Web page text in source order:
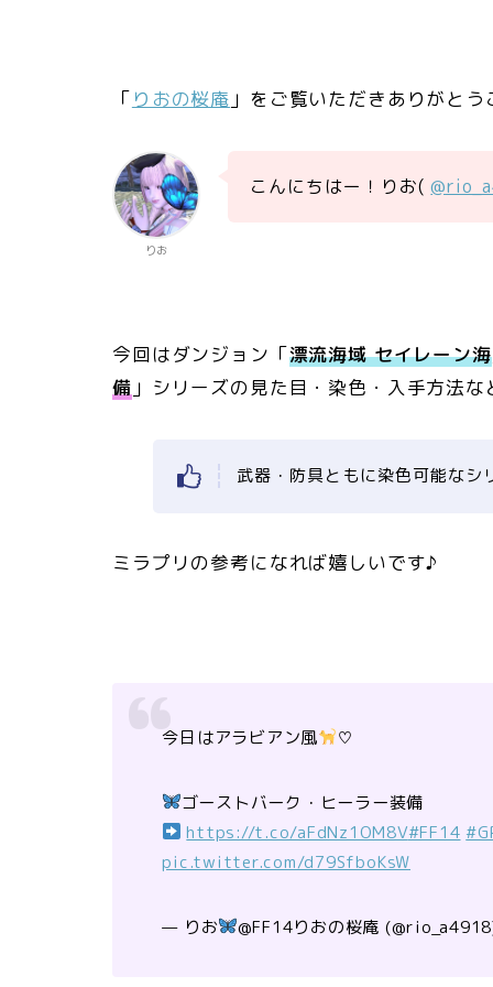
「 りおの桜庵 」をご覧いただきありがと
りお
こんにちはー！りお(
今回はダンジョン「漂流海域 セイレーン海
備 」シリーズの見た目・染色・入手方法
武器・防具ともに染色可能なシ
ミラプリの参考になれば嬉しいです♪
今日はアラビアン風 ♡
ゴーストバーク・ヒーラー装備
https://t.co/aFdNz1OM8V#FF14
pic.twitter.com/d79SfboKsW
— りお @FF14りおの桜庵